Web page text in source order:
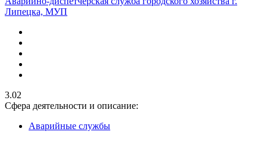
Липецка, МУП
3.02
Сфера деятельности и описание:
Аварийные службы